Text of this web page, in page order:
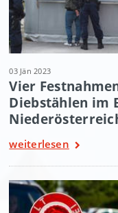
03 Jän 2023
Vier
Diebstählen im
weiterlesen